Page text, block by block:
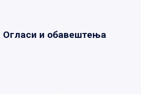
Огласи и обавештења